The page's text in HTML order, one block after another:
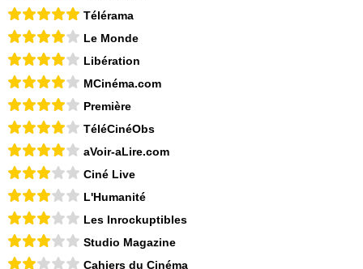
Télérama
Le Monde
Libération
MCinéma.com
Première
TéléCinéObs
aVoir-aLire.com
Ciné Live
L'Humanité
Les Inrockuptibles
Studio Magazine
Cahiers du Cinéma